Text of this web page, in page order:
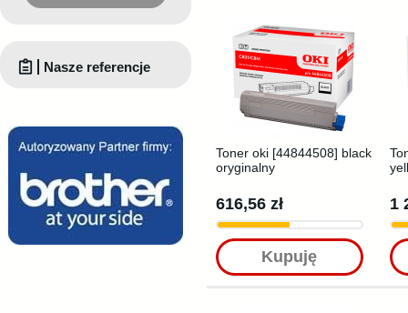
Toner oki [44844508] black
oryginalny
616,56 zł
Kupuję
1
Nasze referencje